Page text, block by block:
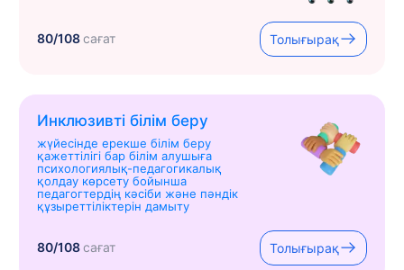
80/108сағат Толығырақ
Инклюзивті білім беру
жүйесінде ерекше білім беру
қажеттілігі бар білім алушыға
психологиялық-педагогикалық
қолдау көрсету бойынша
педагогтердің кәсіби және пәндік
құзыреттіліктерін дамыту
80/108сағат Толығырақ